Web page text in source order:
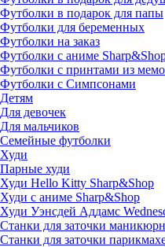
Футболки в подарок для папы
Футболки для беременных
Футболки на заказ
Футболки с аниме
Футболки с принтами из
Футболки с Симпсонами
Детям
Для девочек
Для мальчиков
Семейные футболки
Худи
Парные худи
Худи Hello Kitty Sharp&Shop
Худи с аниме Sharp&Shop
Худи Уэнсдей Аддамс
Станки для заточки
Станки для заточки